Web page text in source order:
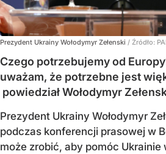
Prezydent Ukrainy Wołodymyr Zełenski / Źródło:
Czego potrzebujemy od
uważam, że potrzebne jest
powiedział Wołodymyr
Prezydent Ukrainy Wołodymyr
podczas konferencji prasowej w
może zrobić, aby pomóc